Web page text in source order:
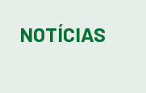
NOTÍCIAS